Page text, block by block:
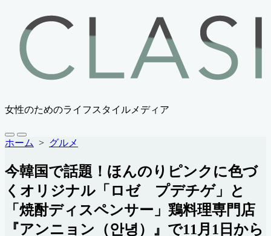
ッ
女性のためのライフスタイルメディア
検
索
り
替
え
メ
ニ
ー
ホーム > グルメ
今韓国で話題！ほんのりピンクに色づ
くオリジナル「ロゼ プデチゲ」と
「焼酎ディスペンサー」鶏料理専門店
『アンニョン（안녕）』で11月1日から